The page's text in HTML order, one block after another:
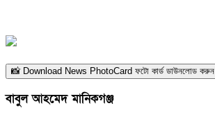
📸 Download News PhotoCard ফটো কার্ড ডাউনলোড করুন
বাবুল আহমেদ মানিকগঞ্জ